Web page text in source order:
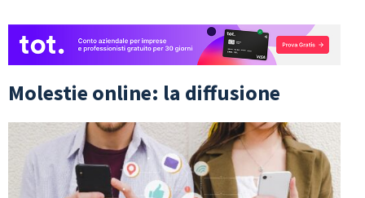
Molestie online: la diffusione